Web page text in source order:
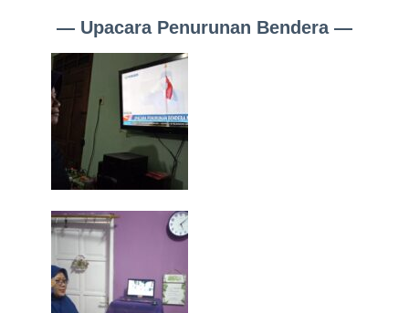
— Upacara Penurunan Bendera —